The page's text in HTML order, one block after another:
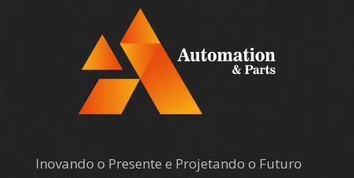
Inovando o Presente e Projetando o Futuro